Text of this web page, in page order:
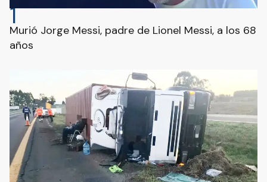
1
Murió Jorge Messi, padre de Lionel Messi, a los 68
años